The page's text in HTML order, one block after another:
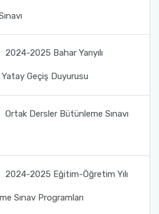
2024-2025 Bahar Yarıyılı
Geçiş Duyurusu
Ortak Dersler Bütünleme Sınavı
2024-2025 Eğitim-Öğretim Yılı
Sınav Programları
Projeleri Birim
- Optisyenlik
Linkler